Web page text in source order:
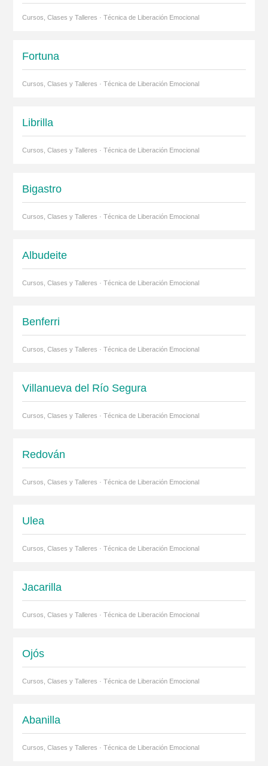
Cursos, Clases y Talleres · Técnica de Liberación Emocional
Fortuna
Cursos, Clases y Talleres · Técnica de Liberación Emocional
Librilla
Cursos, Clases y Talleres · Técnica de Liberación Emocional
Bigastro
Cursos, Clases y Talleres · Técnica de Liberación Emocional
Albudeite
Cursos, Clases y Talleres · Técnica de Liberación Emocional
Benferri
Cursos, Clases y Talleres · Técnica de Liberación Emocional
Villanueva del Río Segura
Cursos, Clases y Talleres · Técnica de Liberación Emocional
Redován
Cursos, Clases y Talleres · Técnica de Liberación Emocional
Ulea
Cursos, Clases y Talleres · Técnica de Liberación Emocional
Jacarilla
Cursos, Clases y Talleres · Técnica de Liberación Emocional
Ojós
Cursos, Clases y Talleres · Técnica de Liberación Emocional
Abanilla
Cursos, Clases y Talleres · Técnica de Liberación Emocional